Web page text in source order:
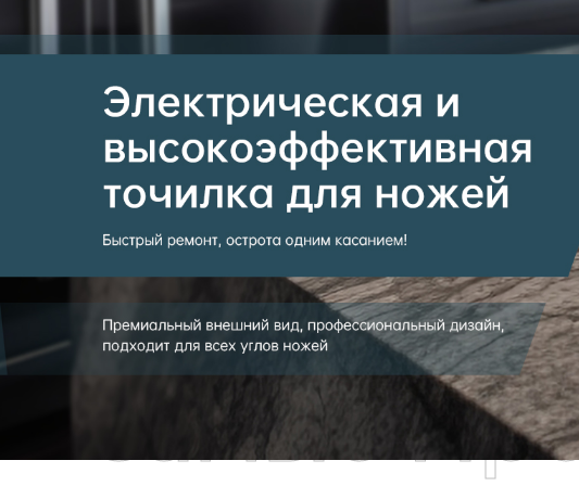
Самые